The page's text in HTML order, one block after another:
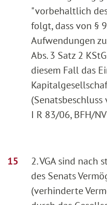
"vorbehaltlich
folgt, dass von §
Aufwendungen
Abs. 3 Satz 2
diesem Fall das
I R 83/06, BFH/
2. VGA sind nach
des Senats
(verhinderte